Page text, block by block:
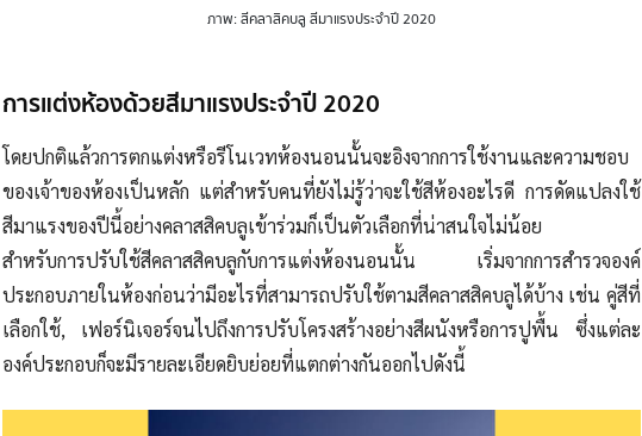
ภาพ: สีคลาสิคบลู สีมาแรงประจำปี 2020
การแต่งห้องด้วยสีมาแรงประจำปี 2020
โดยปกติแล้วการตกแต่งหรือรีโนเวทห้องนอนนั้นจะอิงจากการใช้งานและความชอบ
ของเจ้าของห้องเป็นหลัก แต่สำหรับคนที่ยังไม่รู้ว่าจะใช้สีห้องอะไรดี การดัดแปลงใช้
สีมาแรงของปีนี้อย่างคลาสสิคบลูเข้าร่วมก็เป็นตัวเลือกที่น่าสนใจไม่น้อย
สำหรับการปรับใช้สีคลาสสิคบลูกับการแต่งห้องนอนนั้น เริ่มจากการสำรวจองค์
ประกอบภายในห้องก่อนว่ามีอะไรที่สามารถปรับใช้ตามสีคลาสสิคบลูได้บ้าง เช่น คู่สีที่
เลือกใช้, เฟอร์นิเจอร์จนไปถึงการปรับโครงสร้างอย่างสีผนังหรือการปูพื้น ซึ่งแต่ละ
องค์ประกอบก็จะมีรายละเอียดยิบย่อยที่แตกต่างกันออกไปดังนี้